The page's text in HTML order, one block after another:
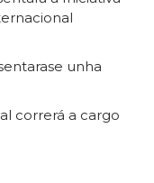
unha
correrá a cargo